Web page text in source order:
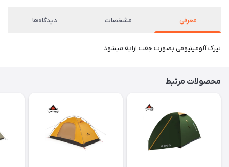
معرفی مشخصات دیدگاه‌ها
تیرک آلومینیومی بصورت جفت ارایه میشود.
محصولات مرتبط